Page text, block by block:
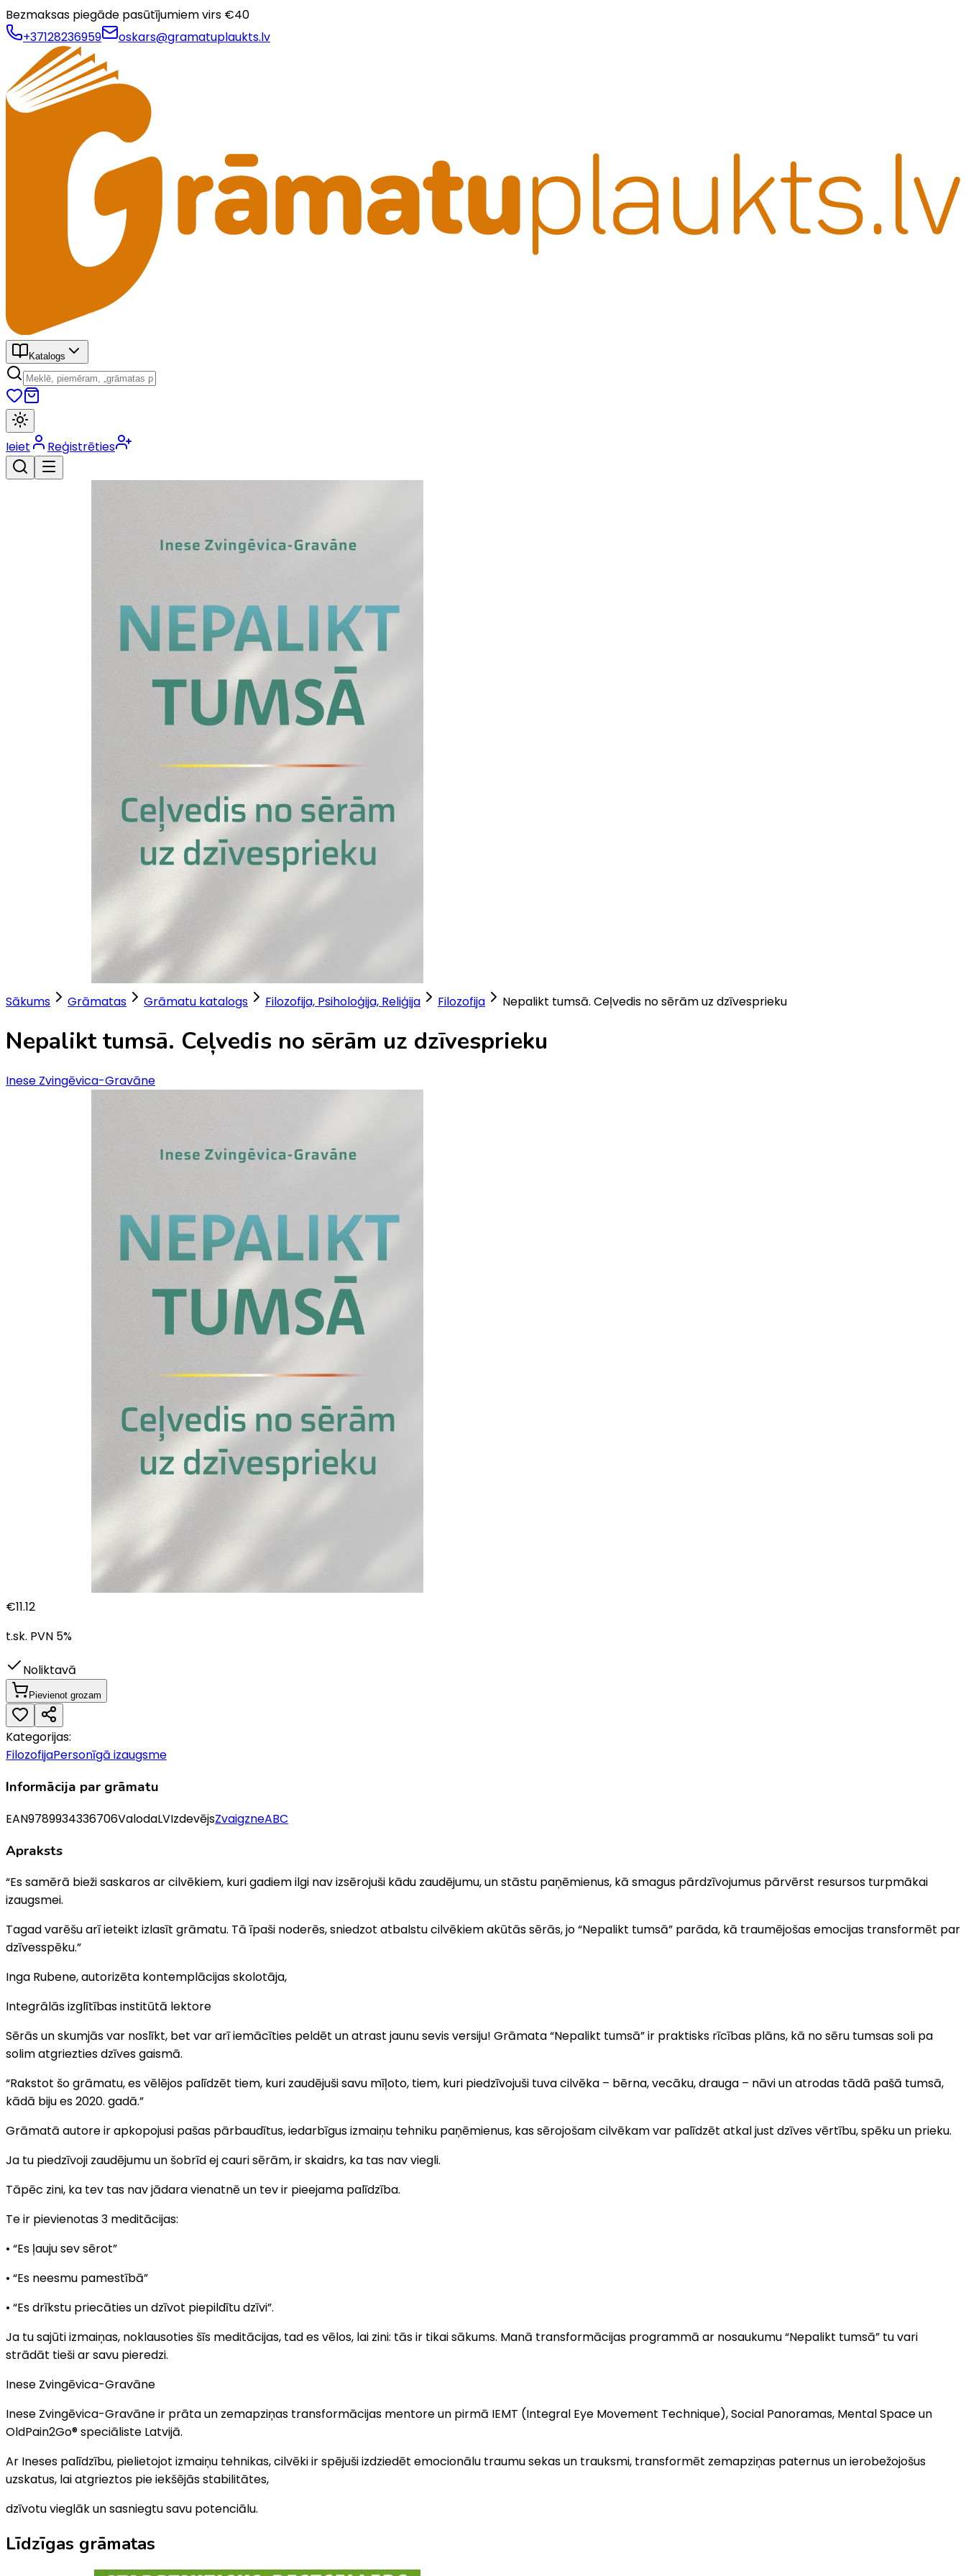
Bezmaksas piegāde pasūtījumiem virs €40
+37128236959
oskars@gramatuplaukts.lv
Katalogs
Ieiet Reģistrēties
Sākums Grāmatas Grāmatu katalogs Filozofija, Psiholoģija, Reliģija Filozofija Nepalikt tumsā. Ceļvedis no sērām uz dzīvesprieku
Nepalikt tumsā. Ceļvedis no sērām uz dzīvesprieku
Inese Zvingēvica-Gravāne
€11.12
t.sk. PVN 5%
Noliktavā
Pievienot grozam
Kategorijas:
FilozofijaPersonīgā izaugsme
Informācija par grāmatu
EAN9789934336706ValodaLVIzdevējsZvaigzneABC
Apraksts
“Es samērā bieži saskaros ar cilvēkiem, kuri gadiem ilgi nav izsērojuši kādu zaudējumu, un stāstu paņēmienus, kā smagus pārdzīvojumus pārvērst resursos turpmākai
izaugsmei.
Tagad varēšu arī ieteikt izlasīt grāmatu. Tā īpaši noderēs, sniedzot atbalstu cilvēkiem akūtās sērās, jo “Nepalikt tumsā” parāda, kā traumējošas emocijas transformēt par
dzīvesspēku.”
Inga Rubene, autorizēta kontemplācijas skolotāja,
Integrālās izglītības institūtā lektore
Sērās un skumjās var noslīkt, bet var arī iemācīties peldēt un atrast jaunu sevis versiju! Grāmata “Nepalikt tumsā” ir praktisks rīcības plāns, kā no sēru tumsas soli pa
solim atgriezties dzīves gaismā.
“Rakstot šo grāmatu, es vēlējos palīdzēt tiem, kuri zaudējuši savu mīļoto, tiem, kuri piedzīvojuši tuva cilvēka – bērna, vecāku, drauga – nāvi un atrodas tādā pašā tumsā,
kādā biju es 2020. gadā.”
Grāmatā autore ir apkopojusi pašas pārbaudītus, iedarbīgus izmaiņu tehniku paņēmienus, kas sērojošam cilvēkam var palīdzēt atkal just dzīves vērtību, spēku un prieku.
Ja tu piedzīvoji zaudējumu un šobrīd ej cauri sērām, ir skaidrs, ka tas nav viegli.
Tāpēc zini, ka tev tas nav jādara vienatnē un tev ir pieejama palīdzība.
Te ir pievienotas 3 meditācijas:
• “Es ļauju sev sērot”
• “Es neesmu pamestībā”
• “Es drīkstu priecāties un dzīvot piepildītu dzīvi”.
Ja tu sajūti izmaiņas, noklausoties šīs meditācijas, tad es vēlos, lai zini: tās ir tikai sākums. Manā transformācijas programmā ar nosaukumu “Nepalikt tumsā” tu vari
strādāt tieši ar savu pieredzi.
Inese Zvingēvica-Gravāne
Inese Zvingēvica-Gravāne ir prāta un zemapziņas transformācijas mentore un pirmā IEMT (Integral Eye Movement Technique), Social Panoramas, Mental Space un
OldPain2Go® speciāliste Latvijā.
Ar Ineses palīdzību, pielietojot izmaiņu tehnikas, cilvēki ir spējuši izdziedēt emocionālu traumu sekas un trauksmi, transformēt zemapziņas paternus un ierobežojošus
uzskatus, lai atgrieztos pie iekšējās stabilitātes,
dzīvotu vieglāk un sasniegtu savu potenciālu.
Līdzīgas grāmatas